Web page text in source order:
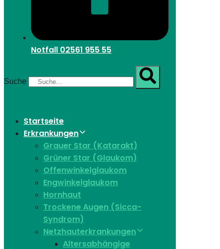
Notfall 02561 955 55
Suche
Startseite
Erkrankungen
Grauer Star (Katarakt)
Grüner Star (Glaukom)
Offenwinkelglaukom
Engwinkelglaukom
Hornhaut
Trockene Augen (Sicca-
Syndrom)
Netzhauterkrankungen
Altersabhängige